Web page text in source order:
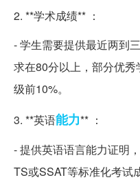
2. **学术成绩** ：
- 学生需要提供最近两到
求在80分以上，部分优
级前10%。
3. **英语能力** ：
- 提供英语语言能力证明
TS或SSAT等标准化考试